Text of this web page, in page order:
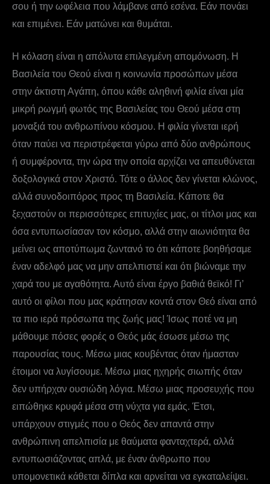
σου ή την ωφέλεια που λάμβανε από εσένα. Εάν πονάει
και επιμένει. Εάν ματώνει και θυμάται.
Η κόλαση είναι η απόλυτα επιλεγμένη απομόνωση. Η
Βασιλεία του Θεού είναι η κοινωνία προσώπων μέσα
στην άκτιστη Αγάπη, όπου κάθε αληθινή φιλία είναι μία
μικρή ρωγμή φωτός της Βασιλείας του Θεού μέσα στη
μοναξιά του ανθρωπίνου κόσμου. Η φιλία γίνεται ιερή
όταν παύει να περιστρέφεται γύρω από δύο ανθρώπους
ή συμφέροντα, την ώρα την οποία αρχίζει να απευθύνεται
δοξολογικά στον Χριστό. Τότε ο άλλος δεν γίνεται κλώνος,
αλλά συνοδοιπόρος προς τη Βασιλεία. Κάποτε θα
ξεχαστούν οι περισσότερες επιτυχίες μας, οι τίτλοι μας και
όσα εντυπωσίασαν τον κόσμο, αλλά στην αιωνιότητα θα
μείνει ως αποτύπωμα ζωντανό το ότι κάποτε βοηθήσαμε
έναν αδελφό μας να μην απελπιστεί και ότι βιώναμε την
χαρά του με αγαθότητα. Αυτό είναι έργο βαθιά θεϊκό! Γι’
αυτό οι φίλοι που μας κράτησαν κοντά στον Θεό είναι από
τα πιο ιερά πρόσωπα της ζωής μας! Ίσως ποτέ να μη
μάθουμε πόσες φορές ο Θεός μάς έσωσε μέσω της
παρουσίας τους. Μέσω μιας κουβέντας όταν ήμασταν
έτοιμοι να λυγίσουμε. Μέσω μιας ηχηρής σιωπής όταν
δεν υπήρχαν ουσιώδη λόγια. Μέσω μιας προσευχής που
ειπώθηκε κρυφά μέσα στη νύχτα για εμάς. Έτσι,
υπάρχουν στιγμές που ο Θεός δεν απαντά στην
ανθρώπινη απελπισία με θαύματα φανταχτερά, αλλά
εντυπωσιάζοντας απλά, με έναν άνθρωπο που
υπομονετικά κάθεται δίπλα και αρνείται να εγκαταλείψει.